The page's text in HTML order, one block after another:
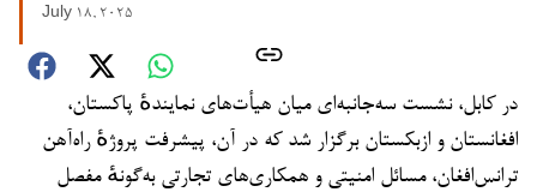
July 18, 2025
در کابل، نشست سه‌جانبه‌ای میان هیأت‌های نمایندهٔ پاکستان،
افغانستان و ازبکستان برگزار شد که در آن، پیشرفت پروژهٔ راه‌آهن
ترانس‌افغان، مسائل امنیتی و همکاری‌های تجارتی به‌گونهٔ مفصل